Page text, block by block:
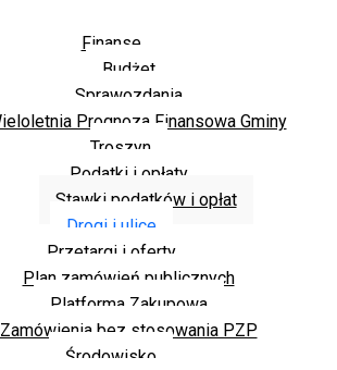
Finanse
Budżet
Sprawozdania
Prognoza Finansowa Gminy
Troszyn
Podatki i opłaty
Stawki podatków i opłat
Drogi i ulice
Przetargi i oferty
Plan zamówień publicznych
Platforma Zakupowa
Zamówienia bez stosowania PZP
Środowisko